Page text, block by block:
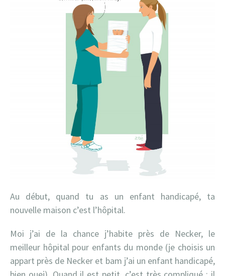
Au début, quand tu as un enfant handicapé, ta
nouvelle maison c’est l’hôpital.
Moi j’ai de la chance j’habite près de Necker, le
meilleur hôpital pour enfants du monde (je choisis un
appart près de Necker et bam j’ai un enfant handicapé,